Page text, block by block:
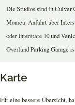
Die Studios sind in Culver
Monica. Anfahrt über
oder Interstate 10 und
Overland Parking Garage
Karte
Für eine bessere Übersicht,